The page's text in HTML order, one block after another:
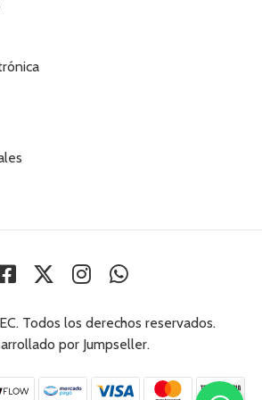
Todos los derechos reservados.
por Jumpseller.